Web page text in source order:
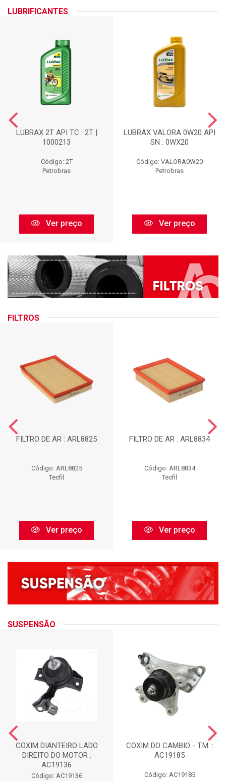
LUBRIFICANTES
LUBRAX 2T API TC : 2T |
1000213
Código: 2T
Petrobras
Ver preço
LUBRAX VALORA 0W20 API
SN : 0WX20
Código: VALORA0W20
Petrobras
Ver preço
FILTROS
FILTRO DE AR : ARL8825
Código: ARL8825
Tecfil
Ver preço
FILTRO DE AR : ARL8834
Código: ARL8834
Tecfil
Ver preço
SUSPENSÃO
COXIM DIANTEIRO LADO
DIREITO DO MOTOR :
AC19136
Código: AC19136
COXIM DO CAMBIO - T.M. :
AC19185
Código: AC19185